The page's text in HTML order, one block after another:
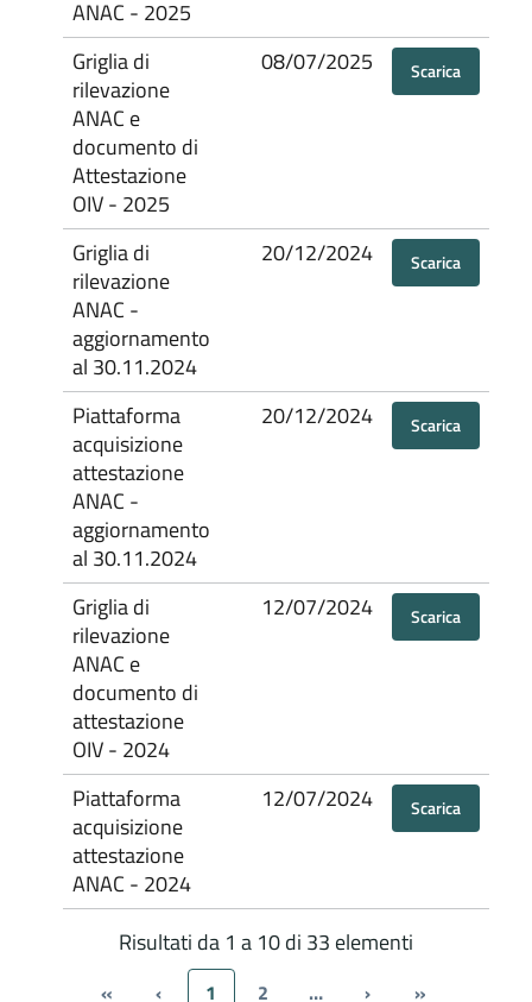
ANAC - 2025
Griglia di
rilevazione
ANAC e
documento di
Attestazione
OIV - 2025
08/07/2025 Scarica
Griglia di
rilevazione
ANAC -
aggiornamento
al 30.11.2024
20/12/2024 Scarica
Piattaforma
acquisizione
attestazione
ANAC -
aggiornamento
al 30.11.2024
20/12/2024 Scarica
Griglia di
rilevazione
ANAC e
documento di
attestazione
OIV - 2024
12/07/2024 Scarica
Piattaforma
acquisizione
attestazione
ANAC - 2024
12/07/2024 Scarica
Risultati da 1 a 10 di 33 elementi
« ‹ 1 2 … › »